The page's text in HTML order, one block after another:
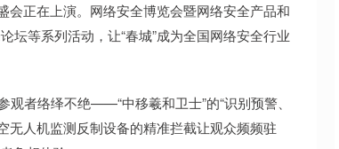
正在上演。网络安全博览会暨网络安全产品和
坛等系列活动，让“春城”成为全国网络安全行业
者络绎不绝——“中移羲和卫士”的“识别预警、
无人机监测反制设备的精准拦截让观众频频驻